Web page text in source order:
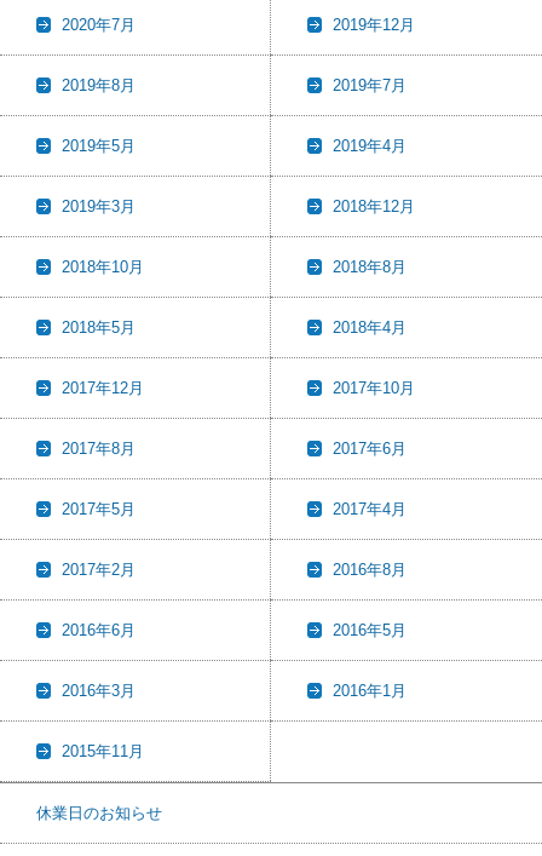
2020年7月 2019年12月
2019年8月 2019年7月
2019年5月 2019年4月
2019年3月 2018年12月
2018年10月 2018年8月
2018年5月 2018年4月
2017年12月 2017年10月
2017年8月 2017年6月
2017年5月 2017年4月
2017年2月 2016年8月
2016年6月 2016年5月
2016年3月 2016年1月
2015年11月
休業日のお知らせ